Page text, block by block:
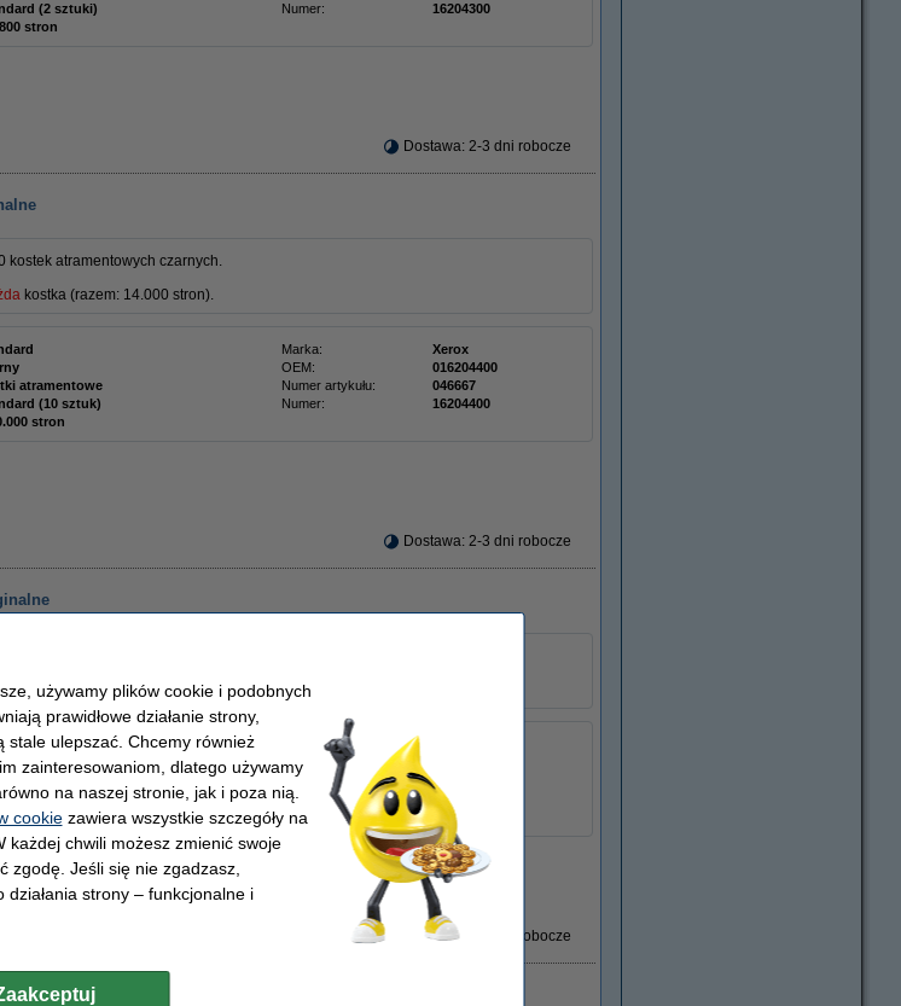
(2 sztuki) Numer:
16204300
stron
Dostawa: 2-3 dni robocze
kostek atramentowych czarnych.
kostka (razem: 14.000 stron).
Marka:
Xerox
OEM:
016204400
atramentowe Numer artykułu:
046667
(10 sztuk) Numer:
16204400
stron
Dostawa: 2-3 dni robocze
atramentowych niebieskich.
kostka (razem: 7.000 stron).
OEM:
Numer artykułu:
046668
Numer:
16204500
stron
Dostawa: 2-3 dni robocze
używamy plików cookie i podobnych
prawidłowe działanie strony,
stale ulepszać. Chcemy również
zainteresowaniom, dlatego używamy
na naszej stronie, jak i poza nią.
cookiezawiera wszystkie szczegóły na
każdej chwili możesz zmienić swoje
zgodę. Jeśli się nie zgadzasz,
strony – funkcjonalne i